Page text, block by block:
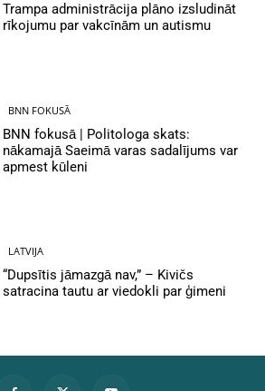
Trampa administrācija plāno izsludināt
rīkojumu par vakcīnām un autismu
BNN FOKUSĀ
BNN fokusā | Politologa skats:
nākamajā Saeimā varas sadalījums var
apmest kūleni
LATVIJA
“Dupsītis jāmazgā nav,” – Kivičs
satracina tautu ar viedokli par ģimeni